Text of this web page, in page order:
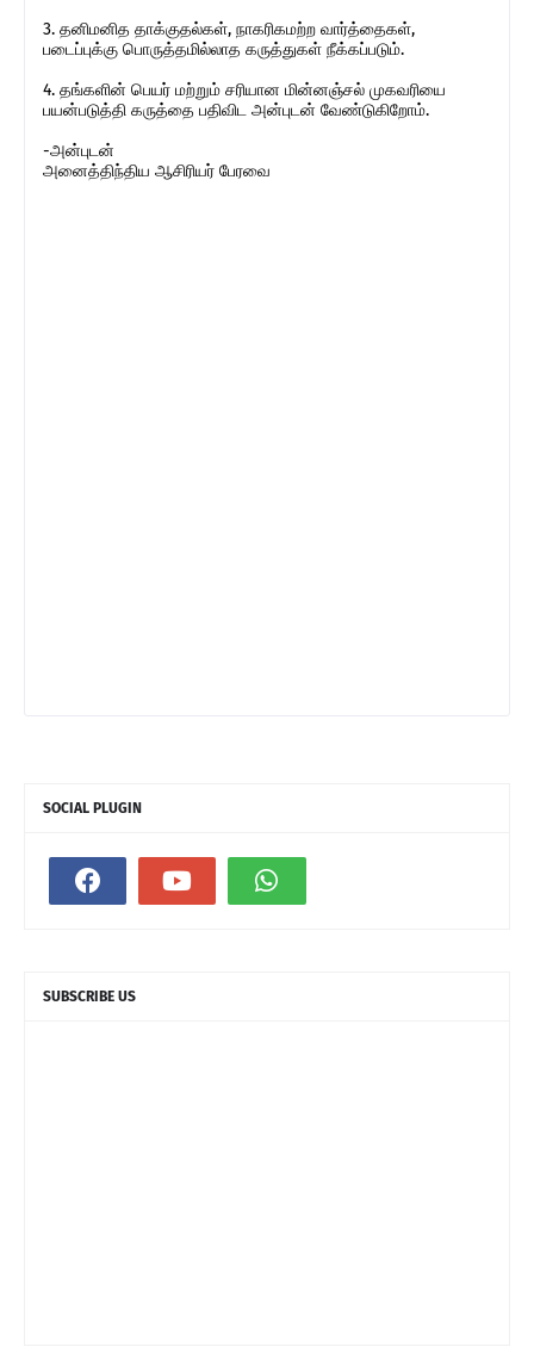
3. தனிமனித தாக்குதல்கள், நாகரிகமற்ற வார்த்தைகள்,
படைப்புக்கு பொருத்தமில்லாத கருத்துகள் நீக்கப்படும்.
4. தங்களின் பெயர் மற்றும் சரியான மின்னஞ்சல் முகவரியை
பயன்படுத்தி கருத்தை பதிவிட அன்புடன் வேண்டுகிறோம்.
-அன்புடன்
அனைத்திந்திய ஆசிரியர் பேரவை
SOCIAL PLUGIN
SUBSCRIBE US